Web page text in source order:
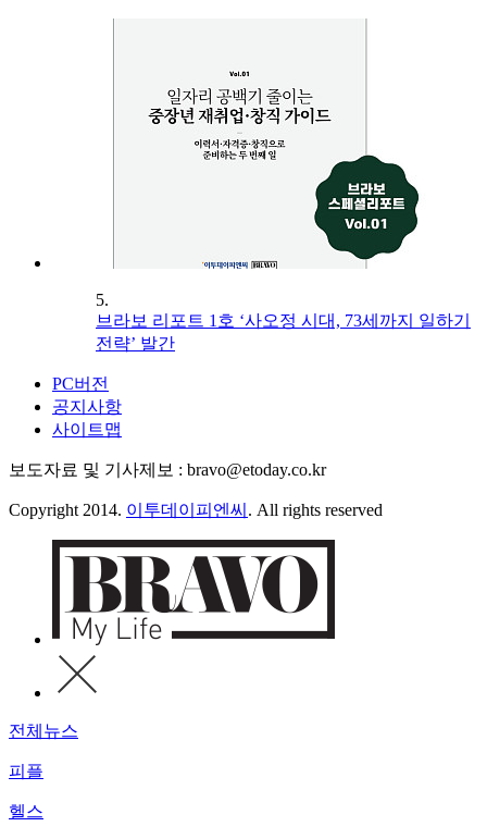
5.
브라보 리포트 1호 ‘사오정 시대, 73세까지 일하기
전략’ 발간
PC버전
공지사항
사이트맵
보도자료 및 기사제보 : bravo@etoday.co.kr
Copyright 2014. 이투데이피엔씨 . All rights reserved
전체뉴스
피플
헬스